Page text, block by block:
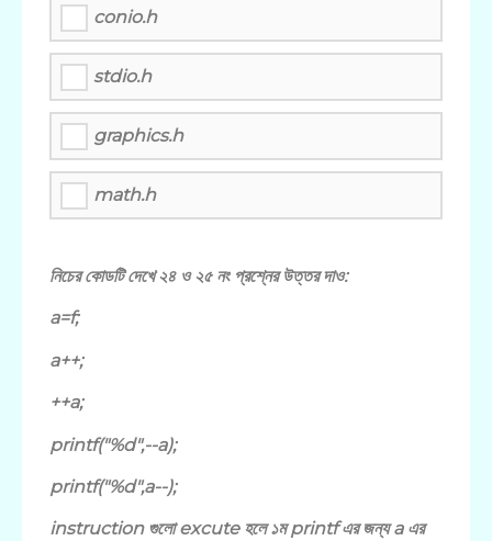
conio.h
stdio.h
graphics.h
math.h
নিচের কোডটি দেখে ২৪ ও ২৫ নং প্রশ্নের উত্তর দাও:
a=f;
a++;
++a;
printf("%d",--a);
printf("%d",a--);
instruction গুলো excute হলে ১ম printf এর জন্য a এর